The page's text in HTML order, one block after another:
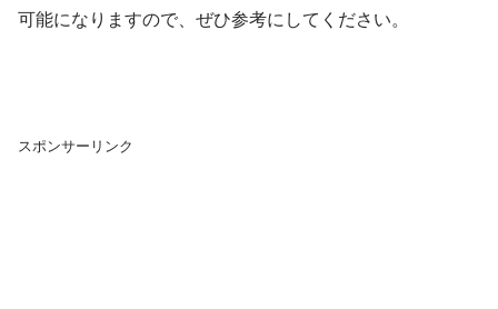
可能になりますので、ぜひ参考にしてください。
スポンサーリンク